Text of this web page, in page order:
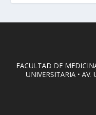
FACULTAD DE
UNIVERSITARIA •